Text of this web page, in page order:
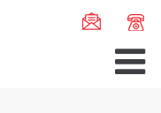
I Regionalny Konkurs ...